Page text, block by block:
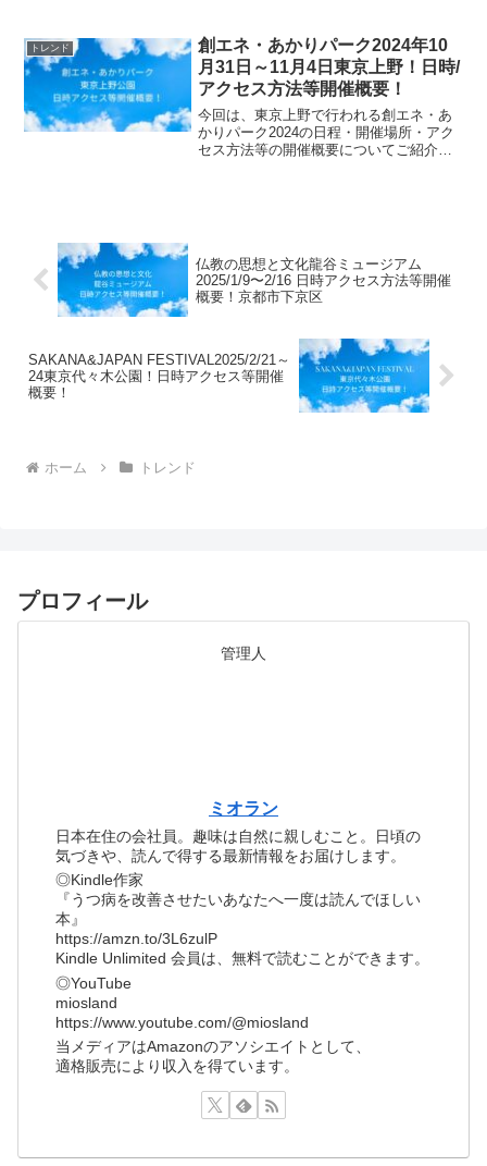
のおススメ人気のカフェや喫茶店につい
てまとめてみました！キャ...
トレンド
創エネ・あかりパーク2024年10
月31日～11月4日東京上野！日時/
アクセス方法等開催概要！
今回は、東京上野で行われる創エネ・あ
かりパーク2024の日程・開催場所・アク
セス方法等の開催概要についてご紹介し
仏教の思想と文化龍谷ミュージアム
2025/1/9〜2/16 日時アクセス方法等開催
概要！京都市下京区
SAKANA&JAPAN FESTIVAL2025/2/21～
24東京代々木公園！日時アクセス等開催
概要！
ホーム トレンド
プロフィール
管理人
ミオラン
日本在住の会社員。趣味は自然に親しむこと。日頃の
気づきや、読んで得する最新情報をお届けします。
◎Kindle作家
『うつ病を改善させたいあなたへ一度は読んでほしい
本』
https://amzn.to/3L6zulP
Kindle Unlimited 会員は、無料で読むことができます。
◎YouTube
miosland
https://www.youtube.com/@miosland
当メディアはAmazonのアソシエイトとして、
適格販売により収入を得ています。